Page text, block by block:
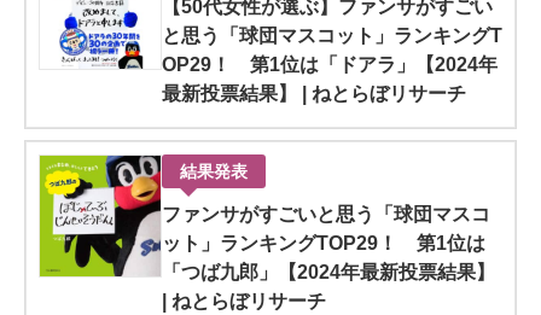
【50代女性が選ぶ】ファンサがすごい
と思う「球団マスコット」ランキングT
OP29！ 第1位は「ドアラ」【2024年
最新投票結果】 | ねとらぼリサーチ
結果発表
ファンサがすごいと思う「球団マスコ
ット」ランキングTOP29！ 第1位は
「つば九郎」【2024年最新投票結果】
| ねとらぼリサーチ